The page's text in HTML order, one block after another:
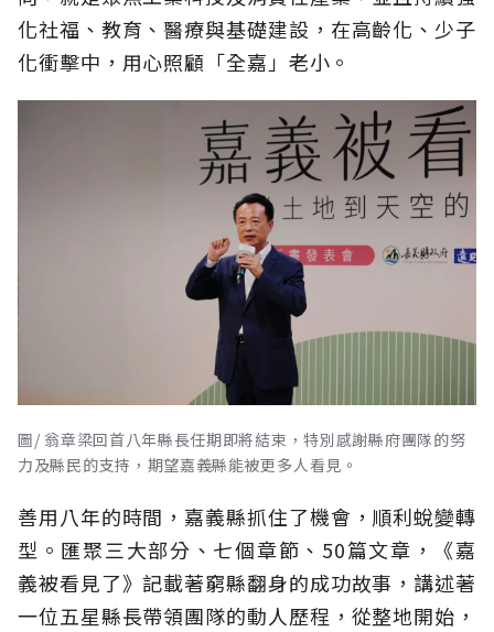
化社福、教育、醫療與基礎建設，在高齡化、少子
化衝擊中，用心照顧「全嘉」老小。
圖/ 翁章梁回首八年縣長任期即將結束，特別感謝縣府團隊的努
力及縣民的支持，期望嘉義縣能被更多人看見。
善用八年的時間，嘉義縣抓住了機會，順利蛻變轉
型。匯聚三大部分、七個章節、50篇文章，《嘉
義被看見了》記載著窮縣翻身的成功故事，講述著
一位五星縣長帶領團隊的動人歷程，從整地開始，